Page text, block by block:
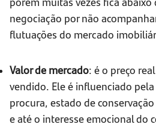
negociação por não
flutuações do mercado
Valor de mercado: é o preço
vendido. Ele é influenciado
procura, estado de
e até o interesse emocional do